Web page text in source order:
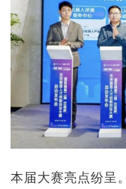
本届大赛亮点纷呈